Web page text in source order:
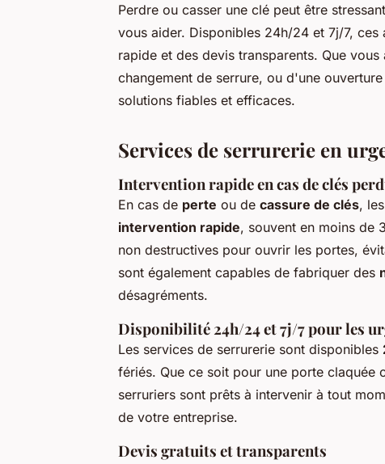
Perdre ou casser une clé peut être
vous aider. Disponibles 24h/24 et 7j/7,
rapide et des devis transparents. Que
changement de serrure, ou d'une
solutions fiables et efficaces.
Services de serrurerie en
Intervention rapide en cas de clés
En cas de perte ou de cassure de clés,
intervention rapide, souvent en moins de
non destructives pour ouvrir les portes,
sont également capables de fabriquer des
désagréments.
Disponibilité 24h/24 et 7j/7 pour les
Les services de serrurerie sont disponibles
fériés. Que ce soit pour une porte claquée
serruriers sont prêts à intervenir à tout
de votre entreprise.
Devis gratuits et transparents